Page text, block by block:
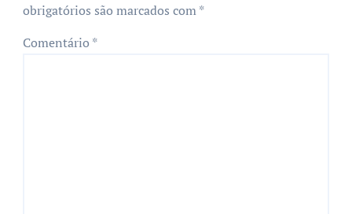
obrigatórios são marcados com*
Comentário *